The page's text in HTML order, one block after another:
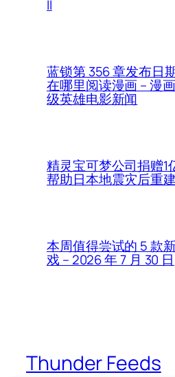
II
蓝锁第 356 章发布日
在哪里阅读漫画 – 漫
级英雄电影新闻
精灵宝可梦公司捐赠1
帮助日本地震灾后重建
本周值得尝试的 5 款
戏 – 2026 年 7 月 30 日
Thunder Feeds